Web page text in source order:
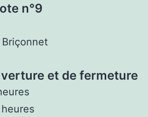
n°9
Briçonnet
et de fermeture